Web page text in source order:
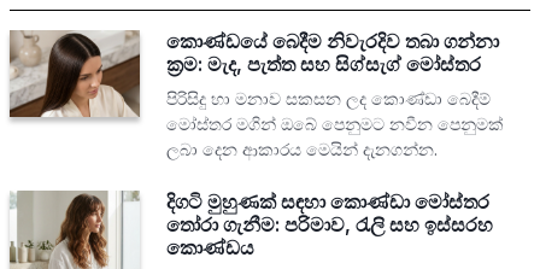
කොණ්ඩයේ බෙදීම නිවැරදිව තබා ගන්නා
ක්‍රම: මැද, පැත්ත සහ සිග්සැග් මෝස්තර
පිරිසිදු හා මනාව සකසන ලද කොණ්ඩා බෙදීම්
මෝස්තර මගින් ඔබේ පෙනුමට නවීන පෙනුමක්
ලබා දෙන ආකාරය මෙයින් දැනගන්න.
දිගටි මුහුණක් සඳහා කොණ්ඩා මෝස්තර
තෝරා ගැනීම: පරිමාව, රැලි සහ ඉස්සරහ
කොණ්ඩය